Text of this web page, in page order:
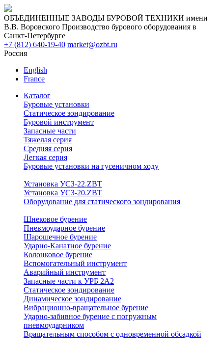
ОБЪЕДИНЕННЫЕ ЗАВОДЫ БУРОВОЙ ТЕХНИКИ имени
В.В. Воровского Производство бурового оборудования в
Санкт-Петербурге
+7 (812) 640-19-40 market@ozbt.ru
Россия
English
France
Каталог
Буровые установки
Статическое зондирование
Буровой инструмент
Запасные части
Тяжелая серия
Средняя серия
Легкая серия
Буровые установки на гусеничном ходу
Установка УСЗ-22.ZBT
Установка УСЗ-20.ZBT
Оборудование для статического зондирования
Шнековое бурение
Пневмоударное бурение
Шарошечное бурение
Ударно-Канатное бурение
Колонковое бурение
Вспомогательный инструмент
Аварийный инструмент
Запасные части к УРБ 2А2
Статическое зондирование
Динамическое зондирование
Вибрационно-вращательное бурение
Ударно-забивное бурение с погружным
пневмоударником
Вращательным способом с одновременной обсадкой